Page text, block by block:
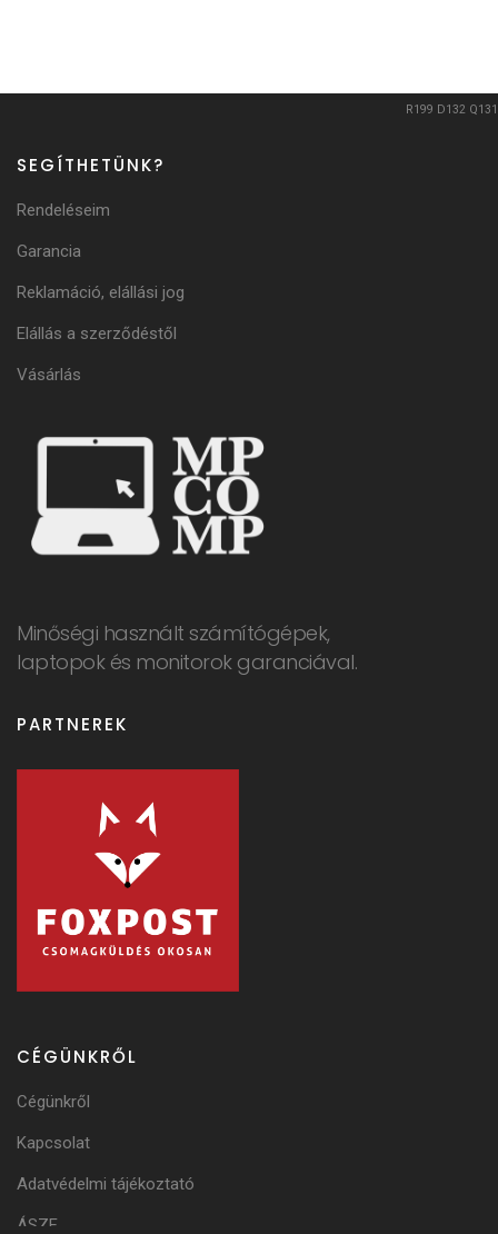
R199 D132 Q131
Minőségi használt számítógépek,
laptopok és monitorok garanciával.
CÉGÜNKRŐL
Cégünkről
Kapcsolat
Adatvédelmi tájékoztató
ÁSZF
SEGÍTHETÜNK?
Rendeléseim
Garancia
Reklamáció, elállási jog
Elállás a szerződéstől
Vásárlás
PARTNEREK